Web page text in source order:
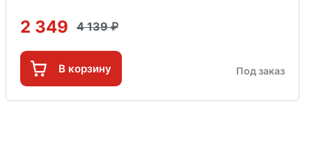
2 349 4 139
В корзину Под заказ